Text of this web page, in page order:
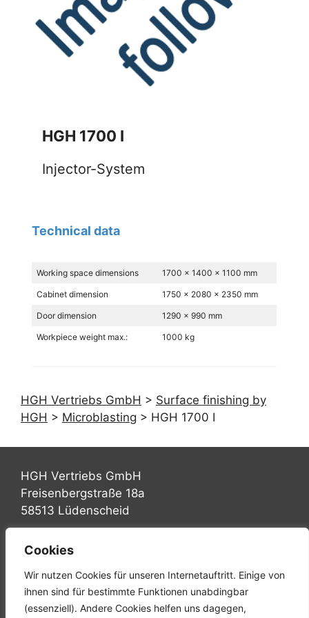
Cookies
Wir nutzen Cookies für unseren Internetauftritt. Einige von
ihnen sind für bestimmte Funktionen unabdingbar
(essenziell). Andere Cookies helfen uns dagegen,
HGH 1700 I
Injector-System
Technical data
Working space dimensions 1700 x 1400 x 1100 mm
Cabinet dimension 1750 x 2080 x 2350 mm
Door dimension 1290 x 990 mm
Workpiece weight max.: 1000 kg
HGH Vertriebs GmbH > Surface finishing by
HGH > Microblasting > HGH 1700 I
HGH Vertriebs GmbH
Freisenbergstraße 18a
58513 Lüdenscheid
Tel.: +49 (0) 2351 947570
Mail: info@hgh-luedenscheid.de